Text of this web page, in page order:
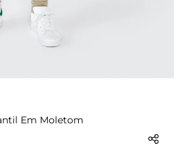
Em Moletom